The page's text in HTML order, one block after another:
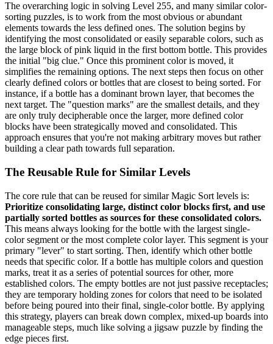
The overarching logic in solving Level 255, and many similar color-
sorting puzzles, is to work from the most obvious or abundant
elements towards the less defined ones. The solution begins by
identifying the most consolidated or easily separable colors, such as
the large block of pink liquid in the first bottom bottle. This provides
the initial "big clue." Once this prominent color is moved, it
simplifies the remaining options. The next steps then focus on other
clearly defined colors or bottles that are closest to being sorted. For
instance, if a bottle has a dominant brown layer, that becomes the
next target. The "question marks" are the smallest details, and they
are only truly decipherable once the larger, more defined color
blocks have been strategically moved and consolidated. This
approach ensures that you're not making arbitrary moves but rather
building a clear path towards full separation.
The Reusable Rule for Similar Levels
The core rule that can be reused for similar Magic Sort levels is:
Prioritize consolidating large, distinct color blocks first, and use
partially sorted bottles as sources for these consolidated colors.
This means always looking for the bottle with the largest single-
color segment or the most complete color layer. This segment is your
primary "lever" to start sorting. Then, identify which other bottle
needs that specific color. If a bottle has multiple colors and question
marks, treat it as a series of potential sources for other, more
established colors. The empty bottles are not just passive receptacles;
they are temporary holding zones for colors that need to be isolated
before being poured into their final, single-color bottle. By applying
this strategy, players can break down complex, mixed-up boards into
manageable steps, much like solving a jigsaw puzzle by finding the
edge pieces first.